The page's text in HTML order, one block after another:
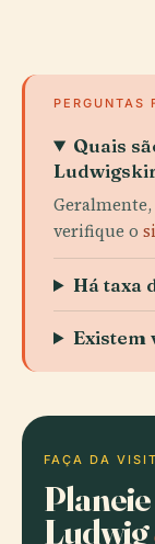
PERGUNTAS
Quais
Geralmente,
verifique o
Há taxa
Existem
FAÇA DA
Ludwig